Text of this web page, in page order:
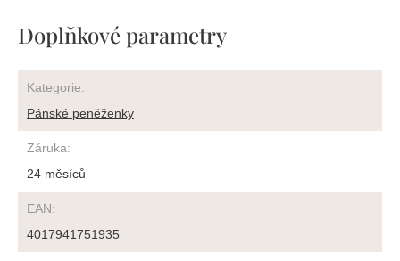
Doplňkové parametry
Kategorie:
Pánské peněženky
Záruka:
24 měsíců
EAN:
4017941751935